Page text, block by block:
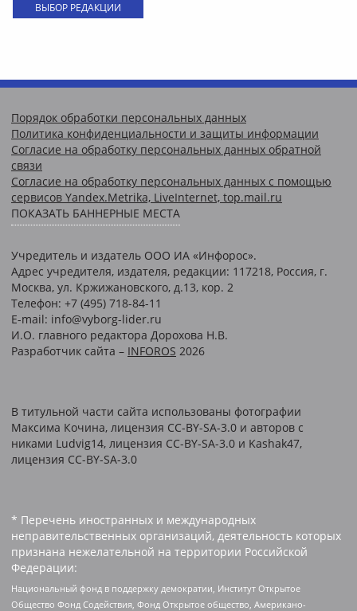
ВЫБОР РЕДАКЦИИ
Порядок обработки персональных данных
Политика конфиденциальности и защиты информации
Согласие на обработку персональных данных обратной
связи
Согласие на обработку персональных данных с помощью
сервисов Yandex.Metrika, LiveInternet, top.mail.ru
ПОКАЗАТЬ БАННЕРНЫЕ МЕСТА
Учредитель и издатель ООО ИА «Инфорос».
Адрес учредителя, издателя, редакции: 117218, Россия, г.
Москва, ул. Кржижановского, д.13, кор. 2
Телефон: +7 (495) 718-84-11
E-mail: info@vyborg-lider.ru
И.О. главного редактора Дорохова Н.В.
Разработчик сайта – INFOROS 2026
В титульной части сайта использованы фотографии
Максима Кочина, лицензия CC-BY-SA-3.0 и авторов c
никами Ludvig14, лицензия CC-BY-SA-3.0 и Kashak47,
лицензия CC-BY-SA-3.0
* Перечень иностранных и международных
неправительственных организаций, деятельность которых
признана нежелательной на территории Российской
Федерации:
Национальный фонд в поддержку демократии, Институт Открытое
Общество Фонд Содействия, Фонд Открытое общество, Американо-